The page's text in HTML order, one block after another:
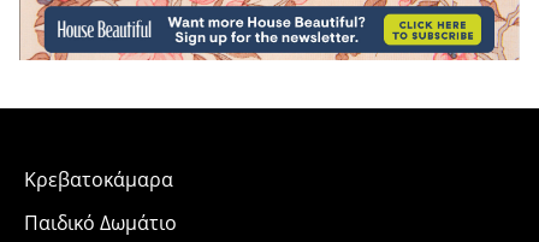
Κρεβατοκάμαρα
Παιδικό Δωμάτιο